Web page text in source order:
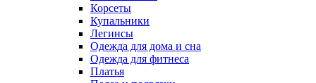
Корсеты
Купальники
Легинсы
Одежда для дома и сна
Одежда для фитнеса
Платья